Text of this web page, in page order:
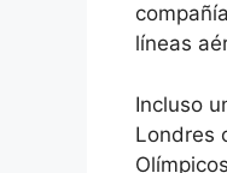
líneas
Incluso
Londres